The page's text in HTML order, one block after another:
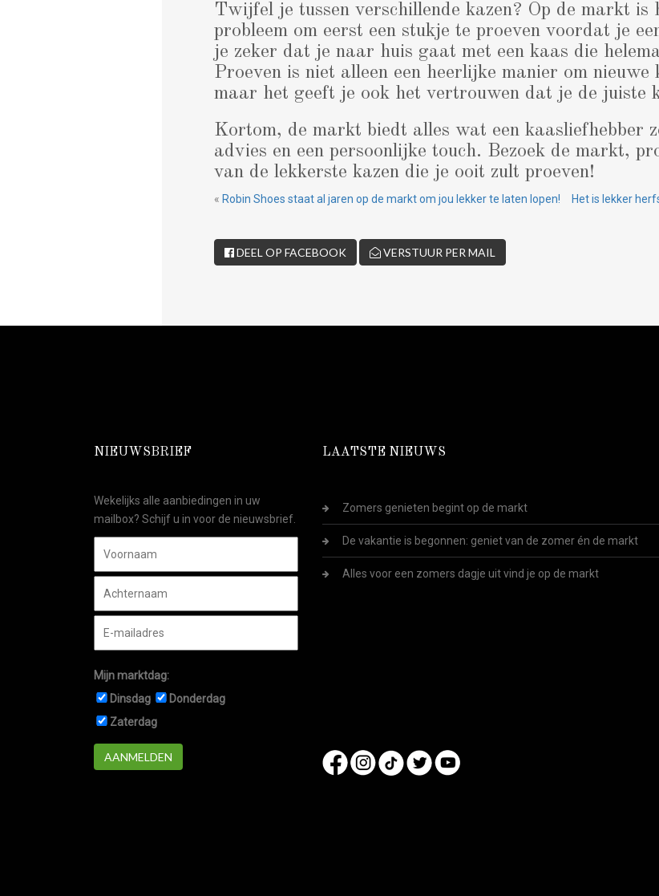
Twijfel je tussen verschillende kazen? Op de markt is
probleem om eerst een stukje te proeven voordat je
je zeker dat je naar huis gaat met een kaas die
Proeven is niet alleen een heerlijke manier om nieuwe
maar het geeft je ook het vertrouwen dat je de juiste
Kortom, de markt biedt alles wat een kaasliefhebber
advies en een persoonlijke touch. Bezoek de markt,
van de lekkerste kazen die je ooit zult proeven!
« Robin Shoes staat al jaren op de markt om jou lekker te laten lopen! Het is lekker
DEEL OP FACEBOOK VERSTUUR PER MAIL
NIEUWSBRIEF
Wekelijks alle aanbiedingen in uw
mailbox? Schijf u in voor de nieuwsbrief.
Mijn marktdag:
Dinsdag
Donderdag
Zaterdag
AANMELDEN
LAATSTE NIEUWS
Zomers genieten begint op de markt
De vakantie is begonnen: geniet van de zomer én de markt
Alles voor een zomers dagje uit vind je op de markt